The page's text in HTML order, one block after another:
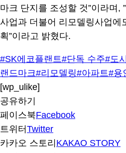
마크 단지를 조성할 것”이라며,
사업과 더불어 리모델링사업에
획”이라고 밝혔다.
#SK에코플랜트#단독 수주#도
랜드마크#리모델링#아파트#용
[wp_ulike]
공유하기
페이스북Facebook
트위터 Twitter
카카오 스토리 KAKAO STORY